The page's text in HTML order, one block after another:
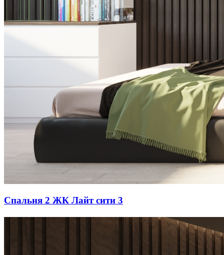
Спальня 2 ЖК Лайт сити 3